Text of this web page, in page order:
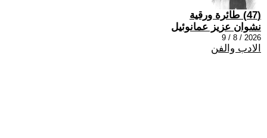
(47) طائرة ورقية
نشوان عزيز عمانوئيل
2026 / 8 / 9
الادب والفن